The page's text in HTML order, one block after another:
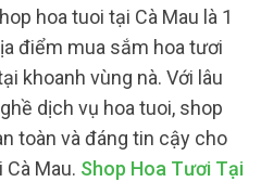
hoa tuoi tại Cà Mau là 1
điểm mua sắm hoa tươi
khoanh vùng nà. Với lâu
dịch vụ hoa tuoi, shop
toàn và đáng tin cậy cho
Mau. Shop Hoa Tươi Tại